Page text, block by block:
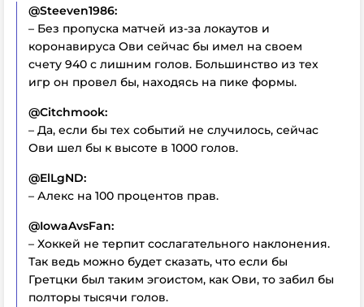
@Steeven1986:
– Без пропуска матчей из-за локаутов и
коронавируса Ови сейчас бы имел на своем
счету 940 с лишним голов. Большинство из тех
игр он провел бы, находясь на пике формы.
@Citchmook:
– Да, если бы тех событий не случилось, сейчас
Ови шел бы к высоте в 1000 голов.
@ElLgND:
– Алекс на 100 процентов прав.
@IowaAvsFan:
– Хоккей не терпит сослагательного наклонения.
Так ведь можно будет сказать, что если бы
Гретцки был таким эгоистом, как Ови, то забил бы
полторы тысячи голов.